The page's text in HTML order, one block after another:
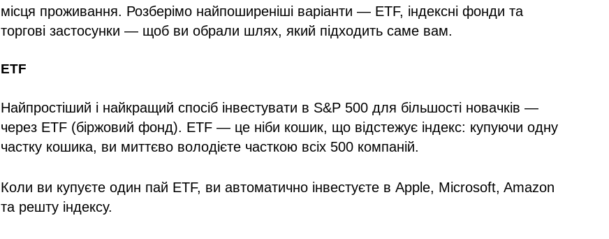
місця проживання. Розберімо найпоширеніші варіанти — ETF, індексні фонди та
торгові застосунки — щоб ви обрали шлях, який підходить саме вам.
ETF
Найпростіший і найкращий спосіб інвестувати в S&P 500 для більшості новачків —
через ETF (біржовий фонд). ETF — це ніби кошик, що відстежує індекс: купуючи одну
частку кошика, ви миттєво володієте часткою всіх 500 компаній.
Коли ви купуєте один пай ETF, ви автоматично інвестуєте в Apple, Microsoft, Amazon
та решту індексу.